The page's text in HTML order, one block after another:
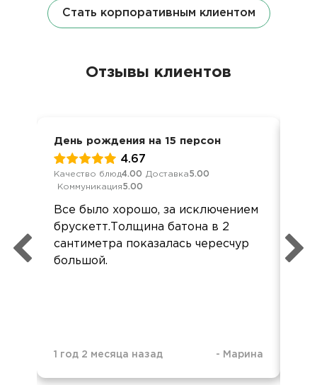
Стать корпоративным клиентом
Отзывы клиентов
День рождения на 15 персон
4.67
Качество блюд4.00 Доставка5.00
Коммуникация5.00
Все было хорошо, за исключением
брускетт.Толщина батона в 2
сантиметра показалась чересчур
большой.
1 год 2 месяца назад - Марина